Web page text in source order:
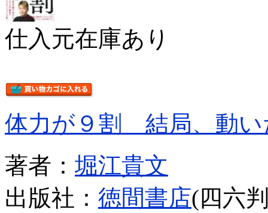
仕入元在庫あり
体力が９割 結局、動い
著者： 堀江貴文
出版社： 徳間書店(四六